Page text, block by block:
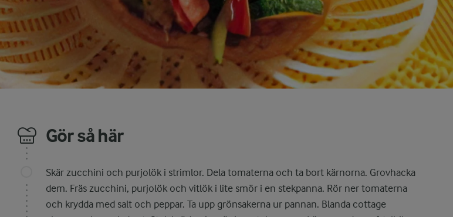
Gör så här
Skär zucchini och purjolök i strimlor. Dela tomaterna och ta bort kärnorna. Grovhacka
dem. Fräs zucchini, purjolök och vitlök i lite smör i en stekpanna. Rör ner tomaterna
och krydda med salt och peppar. Ta upp grönsakerna ur pannan. Blanda cottage